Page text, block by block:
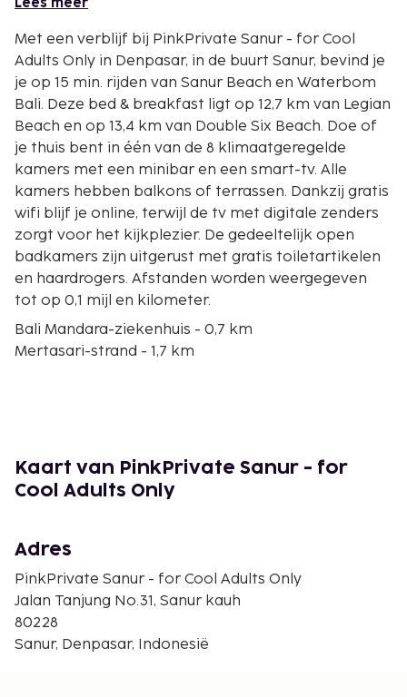
Lees meer
Met een verblijf bij PinkPrivate Sanur - for Cool
Adults Only in Denpasar, in de buurt Sanur, bevind je
je op 15 min. rijden van Sanur Beach en Waterbom
Bali. Deze bed & breakfast ligt op 12,7 km van Legian
Beach en op 13,4 km van Double Six Beach. Doe of
je thuis bent in één van de 8 klimaatgeregelde
kamers met een minibar en een smart-tv. Alle
kamers hebben balkons of terrassen. Dankzij gratis
wifi blijf je online, terwijl de tv met digitale zenders
zorgt voor het kijkplezier. De gedeeltelijk open
badkamers zijn uitgerust met gratis toiletartikelen
en haardrogers. Afstanden worden weergegeven
tot op 0,1 mijl en kilometer.
Bali Mandara-ziekenhuis - 0,7 km
Mertasari-strand - 1,7 km
Sindhu-strand - 4,2 km
Matahari Terbit-strand - 5,3 km
Jachthaven van Sanur - 5,4 km
Strand van Serangan - 7,6 km
Oost-Timorees Consulaat-Generaal - 7,7 km
Bajra Sandhi-monument - 7,8 km
Mall Bali Galeria - 8 km
Winkelcentrum Level 21 - 8,2 km
Kaart van PinkPrivate Sanur - for
Cool Adults Only
Adres
PinkPrivate Sanur - for Cool Adults Only
Jalan Tanjung No.31, Sanur kauh
80228
Sanur, Denpasar, Indonesië